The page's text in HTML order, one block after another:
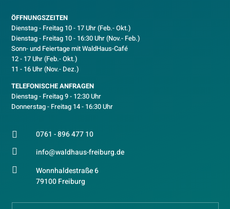
ÖFFNUNGSZEITEN
Dienstag - Freitag 10 - 17 Uhr (Feb.- Okt.)
Dienstag - Freitag 10 - 16:30 Uhr (Nov.- Feb.)
Sonn- und Feiertage mit WaldHaus-Café
12 - 17 Uhr (Feb.- Okt.)
11 - 16 Uhr (Nov.- Dez.)
TELEFONISCHE ANFRAGEN
Dienstag - Freitag 9 - 12:30 Uhr
Donnerstag - Freitag 14 - 16:30 Uhr
 0761 - 896 477 10
 info@waldhaus-freiburg.de

Wonnhaldestraße 6
79100 Freiburg